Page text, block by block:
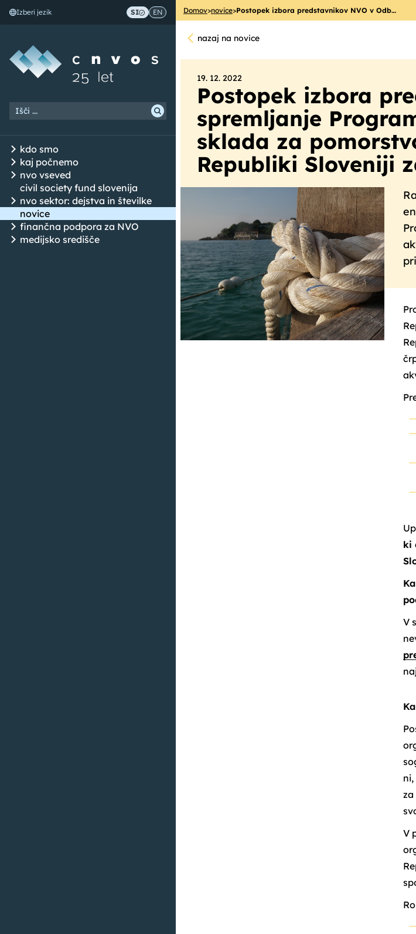
Skoči na vsebino
Izberi jezik SI EN
kdo smo
kaj počnemo
nvo vseved
civil society fund slovenija
nvo sektor: dejstva in številke
novice
finančna podpora za NVO
medijsko središče
Domov>novice>Postopek izbora predstavnikov NVO v Odb…
nazaj na novice
19. 12. 2022
Postopek izbora
spremljanje
sklada za
Republiki Sloveniji
ki
V
za
V